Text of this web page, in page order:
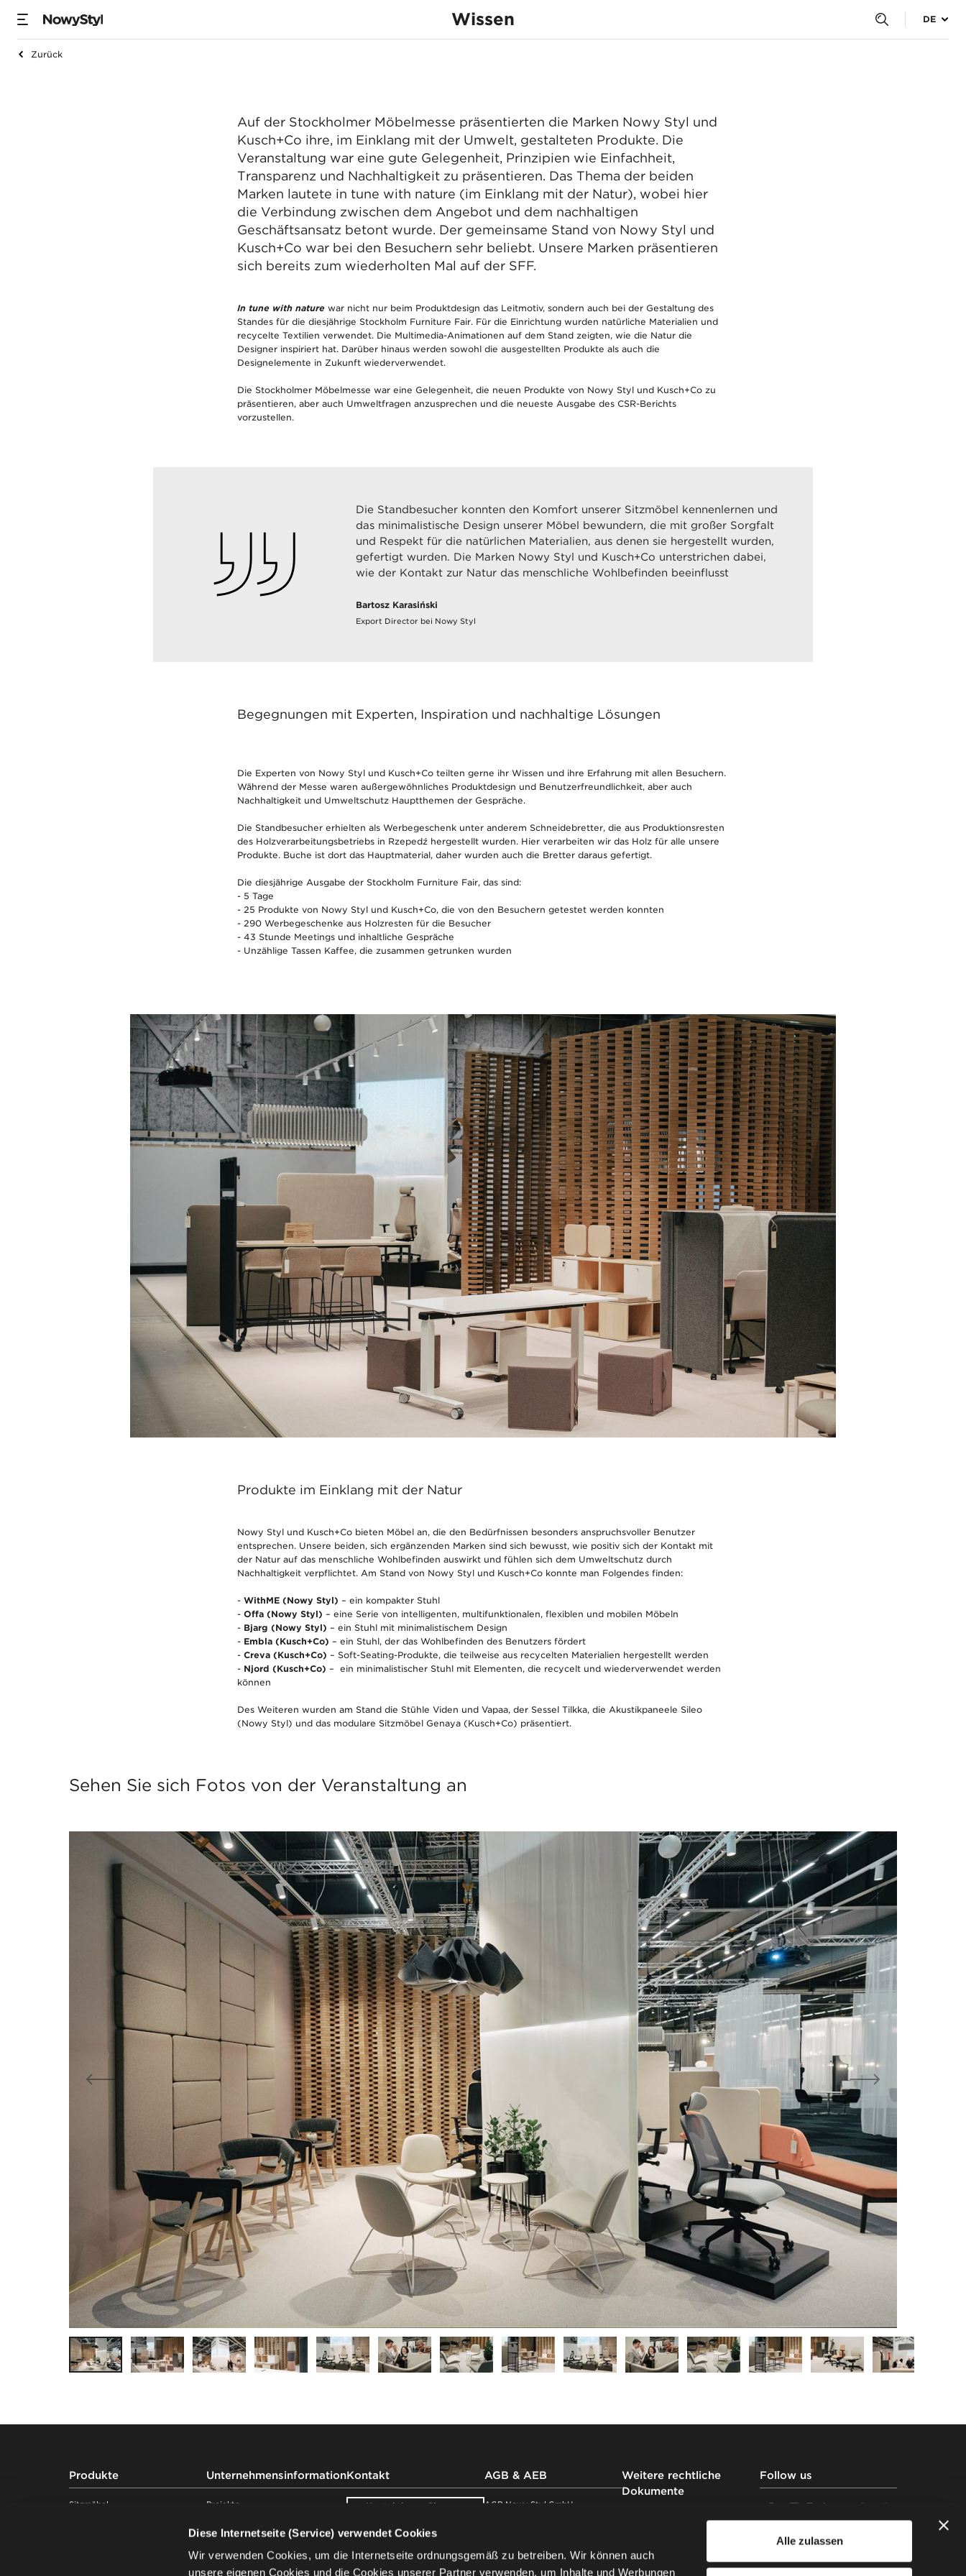
Diese Internetseite (Service) verwendet Cookies
Wir verwenden Cookies, um die Internetseite ordnungsgemäß zu betreiben. Wir können auch
unsere eigenen Cookies und die Cookies unserer Partner verwenden, um Inhalte und Werbungen
Alle zulassen
Wissen DE
Zurück
Unsere Marken Nowy Styl
nachhaltigen Ansatz
Auf der Stockholmer Möbelmesse präsentierten die Marken Nowy Styl und
Kusch+Co ihre, im Einklang mit der Umwelt, gestalteten Produkte. Die
Veranstaltung war eine gute Gelegenheit, Prinzipien wie Einfachheit,
Transparenz und Nachhaltigkeit zu präsentieren. Das Thema der beiden
Marken lautete in tune with nature (im Einklang mit der Natur), wobei hier
die Verbindung zwischen dem Angebot und dem nachhaltigen
Geschäftsansatz betont wurde. Der gemeinsame Stand von Nowy Styl und
Kusch+Co war bei den Besuchern sehr beliebt. Unsere Marken präsentieren
sich bereits zum wiederholten Mal auf der SFF.
In tune with nature war nicht nur beim Produktdesign das Leitmotiv, sondern auch bei der Gestaltung des
Standes für die diesjährige Stockholm Furniture Fair. Für die Einrichtung wurden natürliche Materialien und
recycelte Textilien verwendet. Die Multimedia-Animationen auf dem Stand zeigten, wie die Natur die
Designer inspiriert hat. Darüber hinaus werden sowohl die ausgestellten Produkte als auch die
Designelemente in Zukunft wiederverwendet.
Die Stockholmer Möbelmesse war eine Gelegenheit, die neuen Produkte von Nowy Styl und Kusch+Co zu
präsentieren, aber auch Umweltfragen anzusprechen und die neueste Ausgabe des CSR-Berichts
vorzustellen.
Die Standbesucher konnten den Komfort unserer Sitzmöbel kennenlernen und
das minimalistische Design unserer Möbel bewundern, die mit großer Sorgfalt
und Respekt für die natürlichen Materialien, aus denen sie hergestellt wurden,
gefertigt wurden. Die Marken Nowy Styl und Kusch+Co unterstrichen dabei,
wie der Kontakt zur Natur das menschliche Wohlbefinden beeinflusst
Bartosz Karasiński
Export Director bei Nowy Styl
Begegnungen mit Experten, Inspiration und nachhaltige Lösungen
Die Experten von Nowy Styl und Kusch+Co teilten gerne ihr Wissen und ihre Erfahrung mit allen Besuchern.
Während der Messe waren außergewöhnliches Produktdesign und Benutzerfreundlichkeit, aber auch
Nachhaltigkeit und Umweltschutz Hauptthemen der Gespräche.
Die Standbesucher erhielten als Werbegeschenk unter anderem Schneidebretter, die aus Produktionsresten
des Holzverarbeitungsbetriebs in Rzepedź hergestellt wurden. Hier verarbeiten wir das Holz für alle unsere
Produkte. Buche ist dort das Hauptmaterial, daher wurden auch die Bretter daraus gefertigt.
Die diesjährige Ausgabe der Stockholm Furniture Fair, das sind:
- 5 Tage
- 25 Produkte von Nowy Styl und Kusch+Co, die von den Besuchern getestet werden konnten
- 290 Werbegeschenke aus Holzresten für die Besucher
- 43 Stunde Meetings und inhaltliche Gespräche
- Unzählige Tassen Kaffee, die zusammen getrunken wurden
Produkte im Einklang mit der Natur
Nowy Styl und Kusch+Co bieten Möbel an, die den Bedürfnissen besonders anspruchsvoller Benutzer
entsprechen. Unsere beiden, sich ergänzenden Marken sind sich bewusst, wie positiv sich der Kontakt mit
der Natur auf das menschliche Wohlbefinden auswirkt und fühlen sich dem Umweltschutz durch
Nachhaltigkeit verpflichtet. Am Stand von Nowy Styl und Kusch+Co konnte man Folgendes finden:
- WithME (Nowy Styl) – ein kompakter Stuhl
- Offa (Nowy Styl) – eine Serie von intelligenten, multifunktionalen, flexiblen und mobilen Möbeln
- Bjarg (Nowy Styl) – ein Stuhl mit minimalistischem Design
- Embla (Kusch+Co) – ein Stuhl, der das Wohlbefinden des Benutzers fördert
- Creva (Kusch+Co) – Soft-Seating-Produkte, die teilweise aus recycelten Materialien hergestellt werden
- Njord (Kusch+Co) – ein minimalistischer Stuhl mit Elementen, die recycelt und wiederverwendet werden
können
Des Weiteren wurden am Stand die Stühle Viden und Vapaa, der Sessel Tilkka, die Akustikpaneele Sileo
(Nowy Styl) und das modulare Sitzmöbel Genaya (Kusch+Co) präsentiert.
Sehen Sie sich Fotos von der Veranstaltung an
Produkte
Sitzmöbel
Unternehmensinformation
Projekte
Über uns
Nachhaltigkeit
Wissen
Kontakt
Kontaktieren Sie
besuchen
AGB & AEB
AGB Nowy Styl GmbH
AGB Nowy Styl Deutschland
Weitere rechtliche
Dokumente
Datenschutzbestimmungen auf
Follow us